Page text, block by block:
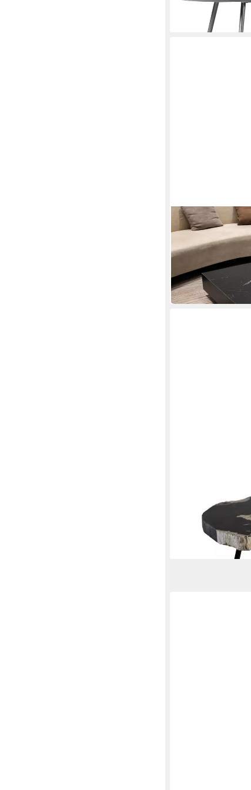
299,99 €
lieferbar in 2 Wochen
ELEMENTI
Couchtisch SOFIA
stilvoll,
118 x 23 x 118 cm
B/
1.899,99 €
in 4-5 Werktagen bei
Couchtisch
56,64 x 46 x 56,64 cm
449,00 €
in 8-10 Werktagen